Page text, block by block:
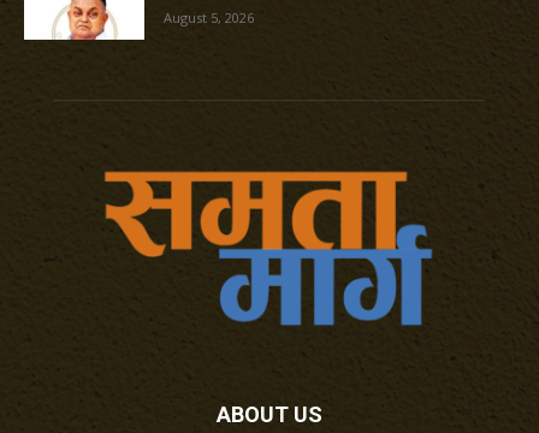
August 5, 2026
ABOUT US